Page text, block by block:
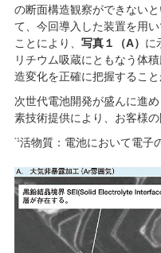
の断面構造観察ができない
て、今回導入した装置を用
ことにより、 写真１（A） に
リチウム吸蔵にともなう体
造変化を正確に把握すること
次世代電池開発が盛んに進
素技術提供により、お客様
*1活物質：電池において電子